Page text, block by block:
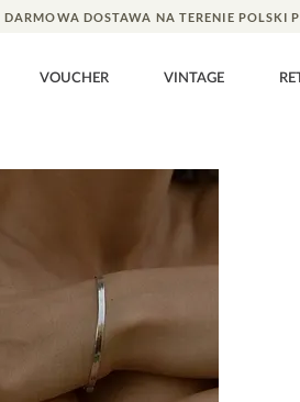
DARMOWA DOSTAWA NA TERENIE POLSKI
VOUCHER VINTAGE